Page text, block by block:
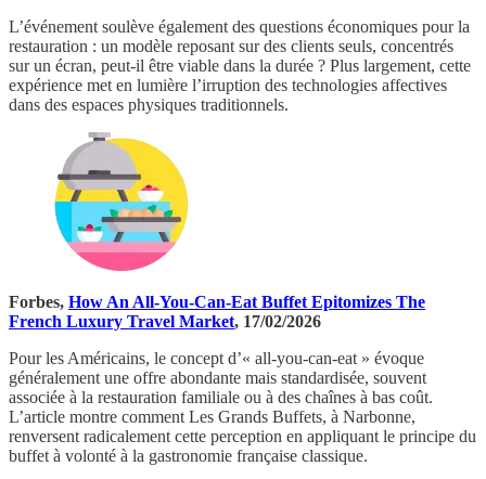
L’événement soulève également des questions économiques pour la
restauration : un modèle reposant sur des clients seuls, concentrés
sur un écran, peut-il être viable dans la durée ? Plus largement, cette
expérience met en lumière l’irruption des technologies affectives
dans des espaces physiques traditionnels.
Forbes, How An All-You-Can-Eat Buffet Epitomizes The
French Luxury Travel Market, 17/02/2026
Pour les Américains, le concept d’« all-you-can-eat » évoque
généralement une offre abondante mais standardisée, souvent
associée à la restauration familiale ou à des chaînes à bas coût.
L’article montre comment Les Grands Buffets, à Narbonne,
renversent radicalement cette perception en appliquant le principe du
buffet à volonté à la gastronomie française classique.